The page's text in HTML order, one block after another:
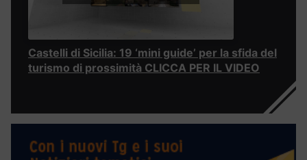
Castelli di Sicilia: 19 ‘mini guide’ per la sfida del
turismo di prossimità CLICCA PER IL VIDEO